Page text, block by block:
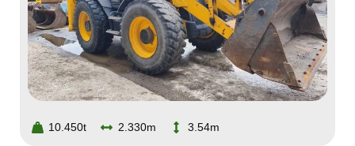
10.450t 2.330m 3.54m